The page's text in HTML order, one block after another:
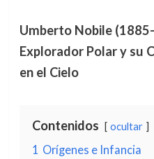
Umberto Nobile
Explorador Polar y su
en el Cielo
Contenidos ocultar
1 Orígenes e Infancia